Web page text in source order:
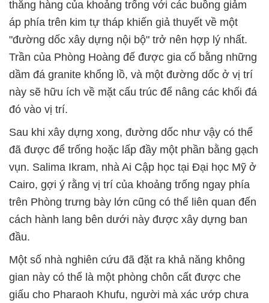
thẳng hàng của khoảng trống với các buồng giảm
áp phía trên kim tự tháp khiến giả thuyết về một
"đường dốc xây dựng nội bộ" trở nên hợp lý nhất.
Trần của Phòng Hoàng đế được gia cố bằng những
dầm đá granite khổng lồ, và một đường dốc ở vị trí
này sẽ hữu ích về mặt cấu trúc để nâng các khối đá
đó vào vị trí.
Sau khi xây dựng xong, đường dốc như vậy có thể
đã được để trống hoặc lấp đầy một phần bằng gạch
vụn. Salima Ikram, nhà Ai Cập học tại Đại học Mỹ ở
Cairo, gợi ý rằng vị trí của khoảng trống ngay phía
trên Phòng trưng bày lớn cũng có thể liên quan đến
cách hành lang bên dưới này được xây dựng ban
đầu.
Một số nhà nghiên cứu đã đặt ra khả năng không
gian này có thể là một phòng chôn cất được che
giấu cho Pharaoh Khufu, người mà xác ướp chưa